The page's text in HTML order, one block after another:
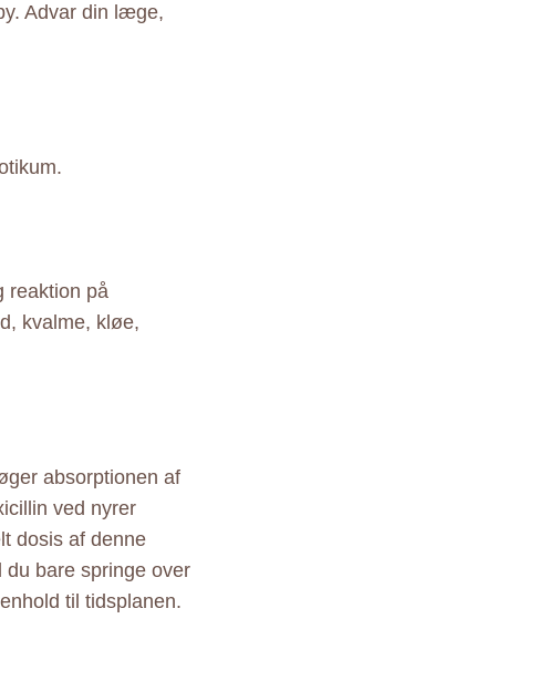
Advar din læge,
reaktion på
kvalme, kløe,
absorptionen af
ved nyrer
dosis af denne
bare springe over
til tidsplanen.